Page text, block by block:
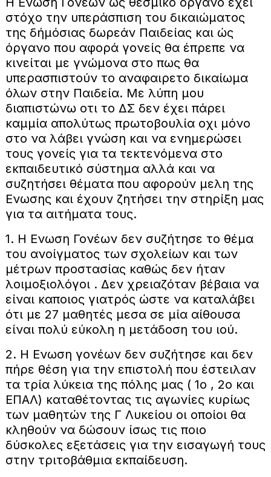
στόχο την υπεράσπιση του δικαιώματος
της δήμόσιας δωρεάν Παιδείας και ώς
όργανο που αφορά γονείς θα έπρεπε να
κινείται με γνώμονα στο πως θα
υπερασπιστούν το αναφαιρετο δικαίωμα
όλων στην Παιδεία. Με λύπη μου
διαπιστώνω οτι το ΔΣ δεν έχει πάρει
καμμία απολύτως πρωτοβουλία οχι μόνο
στο να λάβει γνώση και να ενημερώσει
τους γονείς για τα τεκτενόμενα στο
εκπαιδευτικό σύστημα αλλά και να
συζητήσει θέματα που αφορούν μελη της
Ενωσης και έχουν ζητήσει την στηρίξη μας
για τα αιτήματα τους.
1. Η Ενωση Γονέων δεν συζήτησε το θέμα
του ανοίγματος των σχολείων και των
μέτρων προστασίας καθώς δεν ήταν
λοιμοξιολόγοι . Δεν χρειαζόταν βέβαια να
είναι καποιος γιατρός ώστε να καταλάβει
ότι με 27 μαθητές μεσα σε μία αίθουσα
είναι πολύ εύκολη η μετάδοση του ιού.
2. Η Ενωση γονέων δεν συζήτησε και δεν
πήρε θέση για την επιστολή που έστειλαν
τα τρία λύκεια της πόλης μας ( 1ο , 2ο και
ΕΠΑΛ) καταθέτοντας τις αγωνίες κυρίως
των μαθητών της Γ Λυκείου οι οποίοι θα
κληθούν να δώσουν ίσως τις ποιο
δύσκολες εξετάσεις για την εισαγωγή τους
στην τριτοβάθμια εκπαίδευση.